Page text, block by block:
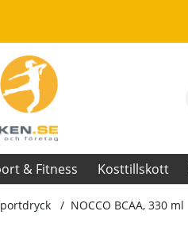
& Fitness Kosttillskott
NOCCO BCAA, 330 ml